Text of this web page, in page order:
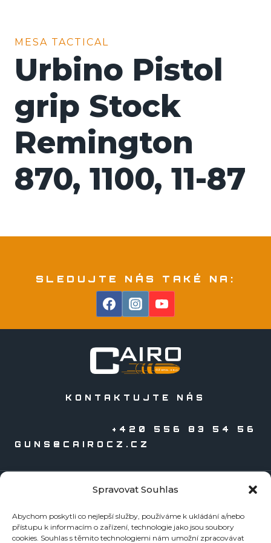
Spravovat Souhlas
Abychom poskytli co nejlepší služby, používáme k ukládání a/nebo
přístupu k informacím o zařízení, technologie jako jsou soubory
cookies. Souhlas s těmito technologiemi nám umožní zpracovávat
MESA TACTICAL
Urbino Pistol
grip Stock
Remington
870, 1100, 11-87
SLEDUJTE NÁS TAKÉ NA:
KONTAKTUJTE NÁS
+420 556 83 54 56
GUNS@CAIROCZ.CZ
Zbraně
Náboje